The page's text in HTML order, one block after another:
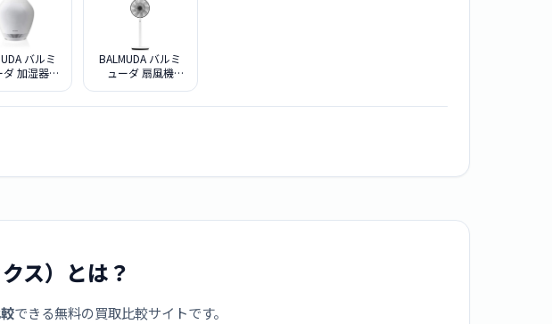
バルミ
ダ 加湿器
BALMUDA バルミ
ューダ 扇風機
ス）とは？
できる無料の買取比較サイトです。